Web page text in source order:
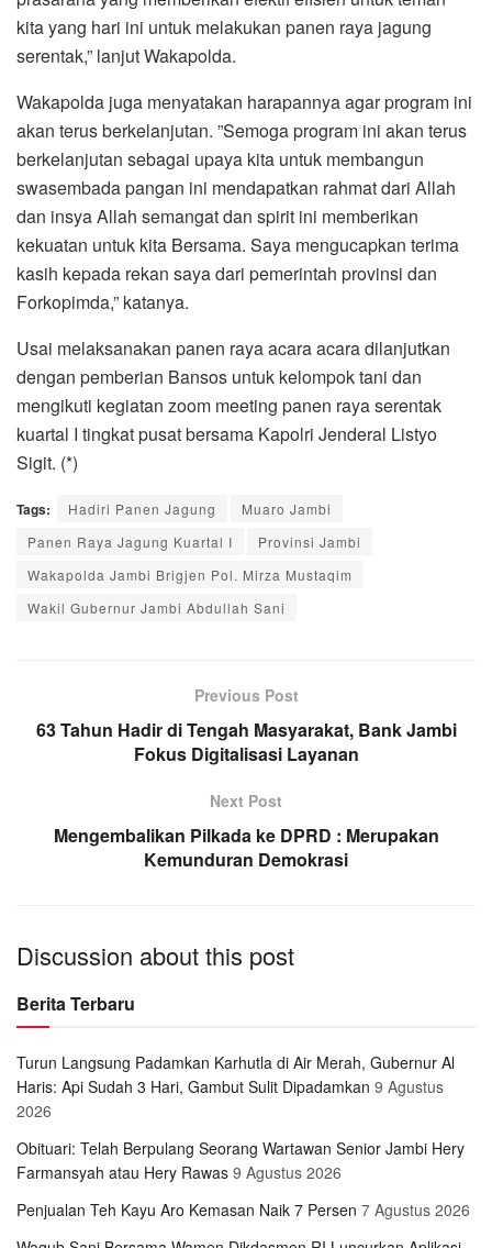
kita yang hari ini untuk melakukan panen raya jagung
serentak,” lanjut Wakapolda.
Wakapolda juga menyatakan harapannya agar program ini
akan terus berkelanjutan. ”Semoga program ini akan terus
berkelanjutan sebagai upaya kita untuk membangun
swasembada pangan ini mendapatkan rahmat dari Allah
dan insya Allah semangat dan spirit ini memberikan
kekuatan untuk kita Bersama. Saya mengucapkan terima
kasih kepada rekan saya dari pemerintah provinsi dan
Forkopimda,” katanya.
Usai melaksanakan panen raya acara acara dilanjutkan
dengan pemberian Bansos untuk kelompok tani dan
mengikuti kegiatan zoom meeting panen raya serentak
kuartal I tingkat pusat bersama Kapolri Jenderal Listyo
Sigit. (*)
Tags: Hadiri Panen Jagung
Muaro Jambi
Panen Raya Jagung Kuartal I
Provinsi Jambi
Wakapolda Jambi Brigjen Pol. Mirza Mustaqim
Wakil Gubernur Jambi Abdullah Sani
Previous Post
63 Tahun Hadir di Tengah Masyarakat, Bank Jambi
Fokus Digitalisasi Layanan
Next Post
Mengembalikan Pilkada ke DPRD : Merupakan
Kemunduran Demokrasi
Discussion about this post
Berita Terbaru
Turun Langsung Padamkan Karhutla di Air Merah, Gubernur Al
Haris: Api Sudah 3 Hari, Gambut Sulit Dipadamkan 9 Agustus
2026
Obituari: Telah Berpulang Seorang Wartawan Senior Jambi Hery
Farmansyah atau Hery Rawas 9 Agustus 2026
Penjualan Teh Kayu Aro Kemasan Naik 7 Persen 7 Agustus 2026